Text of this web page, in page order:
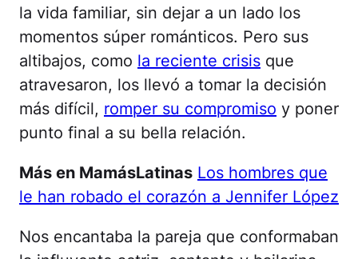
la vida familiar, sin dejar a un lado los
momentos súper románticos. Pero sus
altibajos, como la reciente crisis que
atravesaron, los llevó a tomar la decisión
más difícil, romper su compromiso y poner
punto final a su bella relación.
Más en MamásLatinas Los hombres que
le han robado el corazón a Jennifer López
Nos encantaba la pareja que conformaban